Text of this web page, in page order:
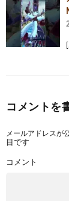
コメントを
メールアドレスが
目です
コメント